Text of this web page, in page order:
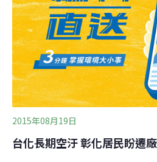
濟學家Ed Hirs分析認為兩家公司
特政府正試圖實現經濟多樣化，
圍內拓展化工產業，成為原材料
者。另方面對艾克森美孚來說，
價而收益甚微的資本轉移，投入
業又是一個經營得
2015年08月19日
台化長期空汙 彰化居民盼遷廠